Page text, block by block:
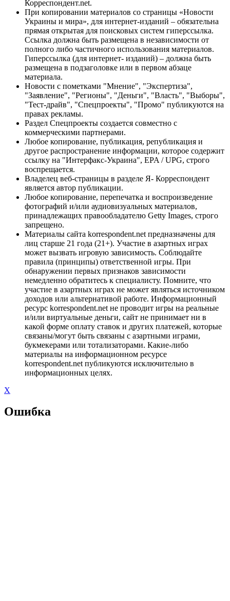
Корреспондент.net.
При копировании материалов со страницы «Новости
Украины и мира», для интернет-изданий – обязательна
прямая открытая для поисковых систем гиперссылка.
Ссылка должна быть размещена в независимости от
полного либо частичного использования материалов.
Гиперссылка (для интернет- изданий) – должна быть
размещена в подзаголовке или в первом абзаце
материала.
Новости с пометками "Мнение", "Экспертиза",
"Заявление", "Регионы", "Деньги", "Власть", "Выборы",
"Тест-драйв", "Спецпроекты", "Промо" публикуются на
правах рекламы.
Раздел Спецпроекты создается совместно с
коммерческими партнерами.
Любое копирование, публикация, републикация и
другое распространение информации, которое содержит
ссылку на "Интерфакс-Украина", EPA / UPG, строго
воспрещается.
Владелец веб-страницы в разделе Я- Корреспондент
является автор публикации.
Любое копирование, перепечатка и воспроизведение
фотографий и/или аудиовизуальных материалов,
принадлежащих правообладателю Getty Images, строго
запрещено.
Материалы сайта korrespondent.net предназначены для
лиц старше 21 года (21+). Участие в азартных играх
может вызвать игровую зависимость. Соблюдайте
правила (принципы) ответственной игры. При
обнаружении первых признаков зависимости
немедленно обратитесь к специалисту. Помните, что
участие в азартных играх не может являться источником
доходов или альтернативой работе. Информационный
ресурс korrespondent.net не проводит игры на реальные
и/или виртуальные деньги, сайт не принимает ни в
какой форме оплату ставок и других платежей, которые
связаны/могут быть связаны с азартными играми,
букмекерами или тотализаторами. Какие-либо
материалы на информационном ресурсе
korrespondent.net публикуются исключительно в
информационных целях.
X
Ошибка